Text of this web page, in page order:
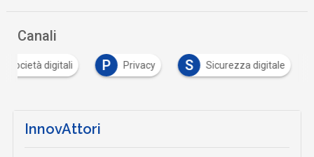
Canali
società digitali P Privacy S Sicurezza digitale
InnovAttori